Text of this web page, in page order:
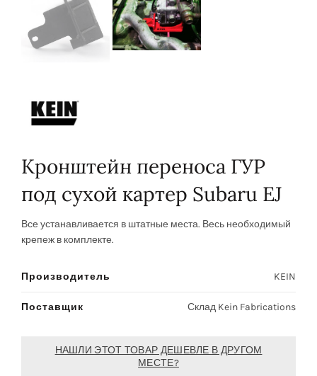
Кронштейн переноса ГУР
под сухой картер Subaru EJ
Все устанавливается в штатные места. Весь необходимый
крепеж в комплекте.
Производитель KEIN
Поставщик Склад Kein Fabrications
НАШЛИ ЭТОТ ТОВАР ДЕШЕВЛЕ В ДРУГОМ
МЕСТЕ?